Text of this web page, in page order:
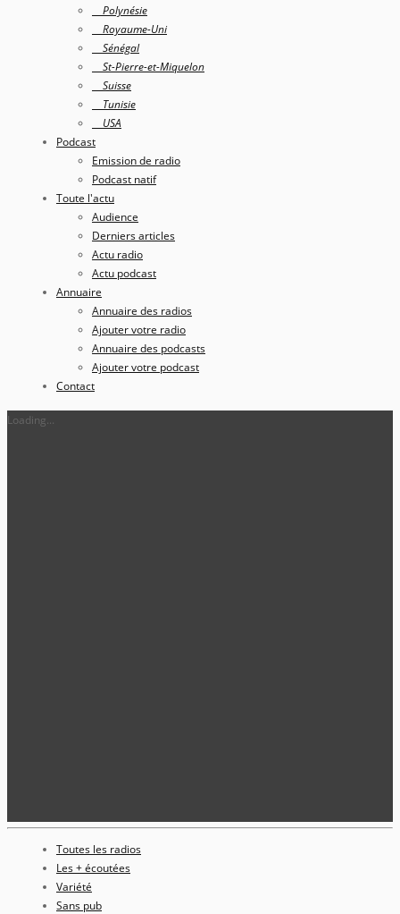
Polynésie
Royaume-Uni
Sénégal
St-Pierre-et-Miquelon
Suisse
Tunisie
USA
Podcast
Emission de radio
Podcast natif
Toute l'actu
Audience
Derniers articles
Actu radio
Actu podcast
Annuaire
Annuaire des radios
Ajouter votre radio
Annuaire des podcasts
Ajouter votre podcast
Contact
Loading...
Toutes les radios
Les + écoutées
Variété
Sans pub